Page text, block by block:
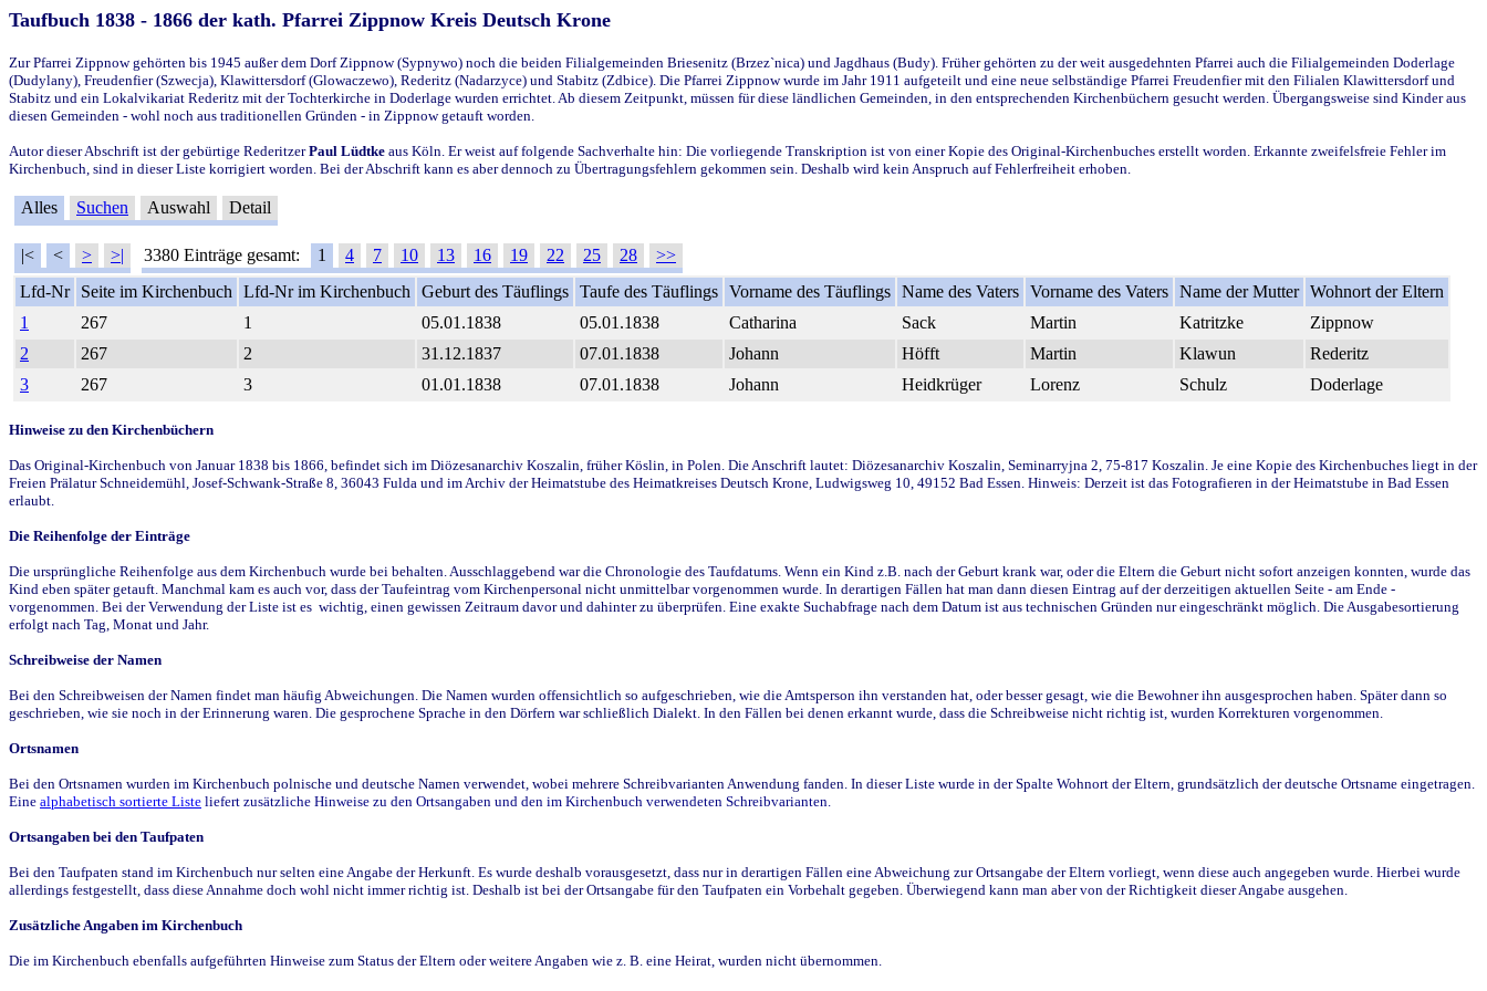
Taufbuch 1838 - 1866 der kath. Pfarrei Zippnow Kreis Deutsch Krone
Zur Pfarrei Zippnow gehörten bis 1945 außer dem Dorf Zippnow (Sypnywo) noch die beiden Filialgemeinden Briesenitz (Brzez`nica) und Jagdhaus (Budy). Früher gehörten zu der weit ausgedehnten Pfarrei auch die Filialgemeinden Doderlage
(Dudylany), Freudenfier (Szwecja), Klawittersdorf (Glowaczewo), Rederitz (Nadarzyce) und Stabitz (Zdbice). Die Pfarrei Zippnow wurde im Jahr 1911 aufgeteilt und eine neue selbständige Pfarrei Freudenfier mit den Filialen Klawittersdorf und
Stabitz und ein Lokalvikariat Rederitz mit der Tochterkirche in Doderlage wurden errichtet. Ab diesem Zeitpunkt, müssen für diese ländlichen Gemeinden, in den entsprechenden Kirchenbüchern gesucht werden. Übergangsweise sind Kinder aus
diesen Gemeinden - wohl noch aus traditionellen Gründen - in Zippnow getauft worden.
Autor dieser Abschrift ist der gebürtige RederitzerPaul Lüdtke aus Köln. Er weist auf folgende Sachverhalte hin: Die vorliegende Transkription ist von einer Kopie des Original-Kirchenbuches erstellt worden. Erkannte zweifelsfreie Fehler im
Kirchenbuch, sind in dieser Liste korrigiert worden. Bei der Abschrift kann es aber dennoch zu Übertragungsfehlern gekommen sein. Deshalb wird kein Anspruch auf Fehlerfreiheit erhoben.
Alles Suchen Auswahl Detail
|< < > >| 3380 Einträge gesamt: 1 4 7 10 13 16 19 22 25 28
>>
Lfd-Nr
Seite im Kirchenbuch Lfd-Nr im Kirchenbuch Geburt des Täuflings Taufe des Täuflings Vorname des Täuflings Name des Vaters Vorname des Vaters Name der Mutter Wohnort der Eltern
1
267 1 05.01.1838 05.01.1838 Catharina Sack Martin Katritzke
Zippnow
2
267 2 31.12.1837 07.01.1838 Johann Höfft Martin Klawun
Rederitz
3
267 3 01.01.1838 07.01.1838 Johann Heidkrüger Lorenz Schulz Doderlage
Hinweise zu den Kirchenbüchern
Das Original-Kirchenbuch von Januar 1838 bis 1866, befindet sich im Diözesanarchiv Koszalin, früher Köslin, in Polen. Die Anschrift lautet: Diözesanarchiv Koszalin, Seminarryjna 2, 75-817 Koszalin. Je eine Kopie des Kirchenbuches liegt in der
Freien Prälatur Schneidemühl, Josef-Schwank-Straße 8, 36043 Fulda und im Archiv der Heimatstube des Heimatkreises Deutsch Krone, Ludwigsweg 10, 49152 Bad Essen. Hinweis: Derzeit ist das Fotografieren in der Heimatstube in Bad Essen
erlaubt.
Die Reihenfolge der Einträge
Die ursprüngliche Reihenfolge aus dem Kirchenbuch wurde bei behalten. Ausschlaggebend war die Chronologie des Taufdatums. Wenn ein Kind z.B. nach der Geburt krank war, oder die Eltern die Geburt nicht sofort anzeigen konnten, wurde das
Kind eben später getauft. Manchmal kam es auch vor, dass der Taufeintrag vom Kirchenpersonal nicht unmittelbar vorgenommen wurde. In derartigen Fällen hat man dann diesen Eintrag auf der derzeitigen aktuellen Seite - am Ende -
vorgenommen. Bei der Verwendung der Liste ist es wichtig, einen gewissen Zeitraum davor und dahinter zu überprüfen. Eine exakte Suchabfrage nach dem Datum ist aus technischen Gründen nur eingeschränkt möglich. Die Ausgabesortierung
erfolgt nach Tag, Monat und Jahr.
Schreibweise der Namen
Bei den Schreibweisen der Namen findet man häufig Abweichungen. Die Namen wurden offensichtlich so aufgeschrieben, wie die Amtsperson ihn verstanden hat, oder besser gesagt, wie die Bewohner ihn ausgesprochen haben. Später dann so
geschrieben, wie sie noch in der Erinnerung waren. Die gesprochene Sprache in den Dörfern war schließlich Dialekt. In den Fällen bei denen erkannt wurde, dass die Schreibweise nicht richtig ist, wurden Korrekturen vorgenommen.
Ortsnamen
Bei den Ortsnamen wurden im Kirchenbuch polnische und deutsche Namen verwendet, wobei mehrere Schreibvarianten Anwendung fanden. In dieser Liste wurde in der Spalte Wohnort der Eltern, grundsätzlich der deutsche Ortsname eingetragen.
Eine alphabetisch sortierte Liste liefert zusätzliche Hinweise zu den Ortsangaben und den im Kirchenbuch verwendeten Schreibvarianten.
Ortsangaben bei den Taufpaten
Bei den Taufpaten stand im Kirchenbuch nur selten eine Angabe der Herkunft. Es wurde deshalb vorausgesetzt, dass nur in derartigen Fällen eine Abweichung zur Ortsangabe der Eltern vorliegt, wenn diese auch angegeben wurde. Hierbei wurde
allerdings festgestellt, dass diese Annahme doch wohl nicht immer richtig ist. Deshalb ist bei der Ortsangabe für den Taufpaten ein Vorbehalt gegeben. Überwiegend kann man aber von der Richtigkeit dieser Angabe ausgehen.
Zusätzliche Angaben im Kirchenbuch
Die im Kirchenbuch ebenfalls aufgeführten Hinweise zum Status der Eltern oder weitere Angaben wie z. B. eine Heirat, wurden nicht übernommen.